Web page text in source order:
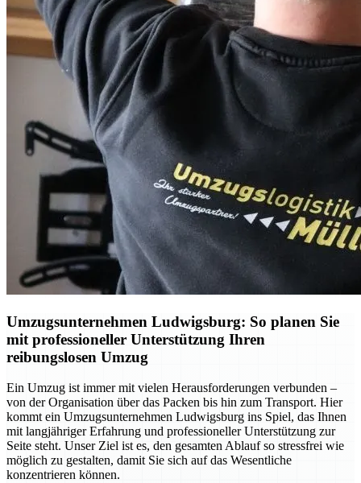
Umzugsunternehmen Ludwigsburg: So planen Sie
mit professioneller Unterstützung Ihren
reibungslosen Umzug
Ein Umzug ist immer mit vielen Herausforderungen verbunden –
von der Organisation über das Packen bis hin zum Transport. Hier
kommt ein Umzugsunternehmen Ludwigsburg ins Spiel, das Ihnen
mit langjähriger Erfahrung und professioneller Unterstützung zur
Seite steht. Unser Ziel ist es, den gesamten Ablauf so stressfrei wie
möglich zu gestalten, damit Sie sich auf das Wesentliche
konzentrieren können.